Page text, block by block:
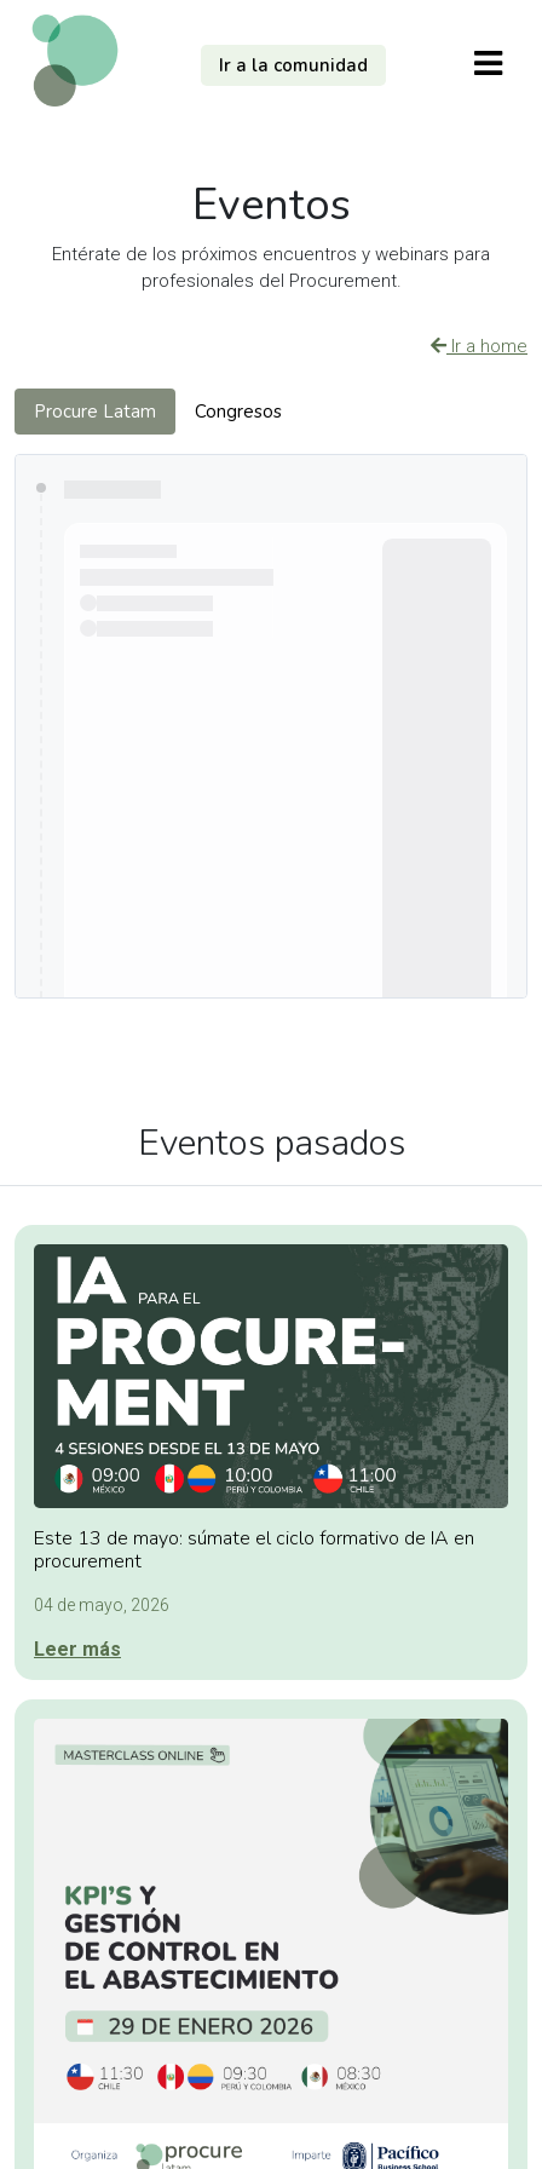
Ir a la comunidad
Eventos
Entérate de los próximos encuentros y webinars para
profesionales del Procurement.
Ir a home
Procure Latam Congresos
Eventos pasados
Este 13 de mayo: súmate el ciclo formativo de IA en
procurement
04 de mayo, 2026
Leer más